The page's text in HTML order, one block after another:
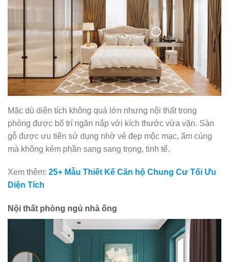
Mặc dù diện tích không quá lớn nhưng nội thất trong
phòng được bố trí ngăn nắp với kích thước vừa vặn. Sàn
gỗ được ưu tiên sử dụng nhờ vẻ đẹp mộc mạc, ấm cúng
mà không kém phần sang sang trọng, tinh tế.
Xem thêm: 25+ Mẫu Thiết Kế Căn hộ Chung Cư Tối Ưu
Diện Tích
Nội thất phòng ngủ nhà ống